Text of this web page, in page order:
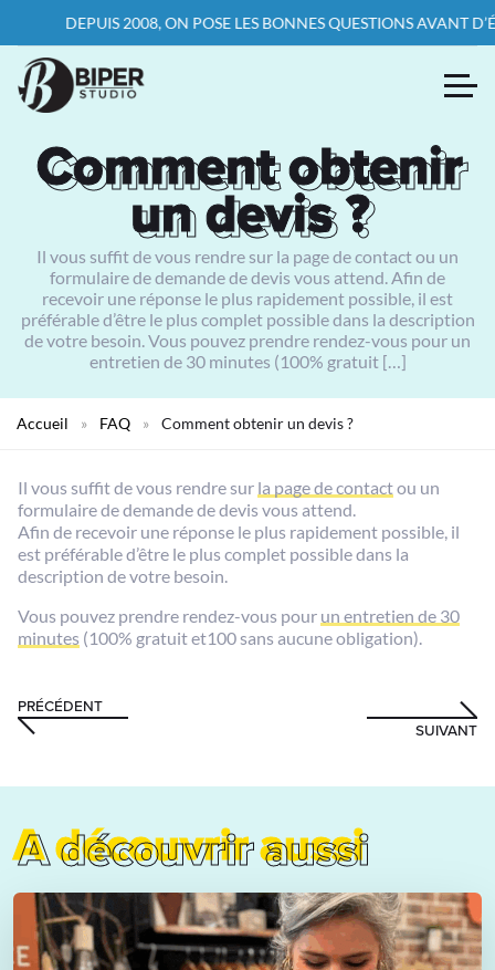
DEPUIS 2008, ON POSE LES BONNES QUESTIONS AVANT
Comment obtenir
un devis ?
Comment obtenir
un devis ?
Il vous suffit de vous rendre sur la page de contact ou un
formulaire de demande de devis vous attend. Afin de
recevoir une réponse le plus rapidement possible, il est
préférable d’être le plus complet possible dans la description
de votre besoin. Vous pouvez prendre rendez-vous pour un
entretien de 30 minutes (100% gratuit […]
Accueil » FAQ » Comment obtenir un devis ?
Il vous suffit de vous rendre sur la page de contactou un
formulaire de demande de devis vous attend.
Afin de recevoir une réponse le plus rapidement possible, il
est préférable d’être le plus complet possible dans la
description de votre besoin.
Vous pouvez prendre rendez-vous pour un entretien de 30
minutes (100% gratuit et100 sans aucune obligation).
PRÉCÉDENT
SUIVANT
A découvrir aussi
A découvrir aussi